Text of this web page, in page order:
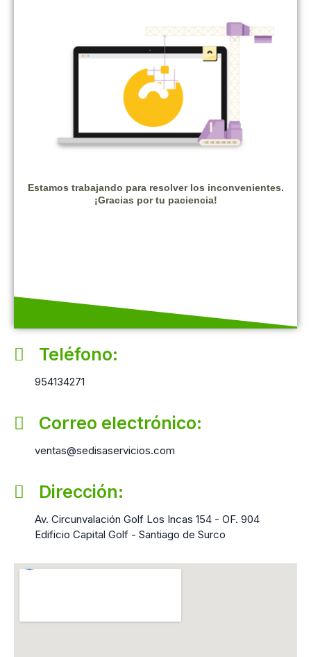
Teléfono:
954134271
Correo electrónico:
ventas@sedisaservicios.com
Dirección:
Av. Circunvalación Golf Los Incas 154 - OF. 904
Edificio Capital Golf - Santiago de Surco